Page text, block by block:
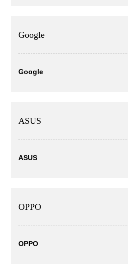
Google
Google
ASUS
ASUS
OPPO
OPPO